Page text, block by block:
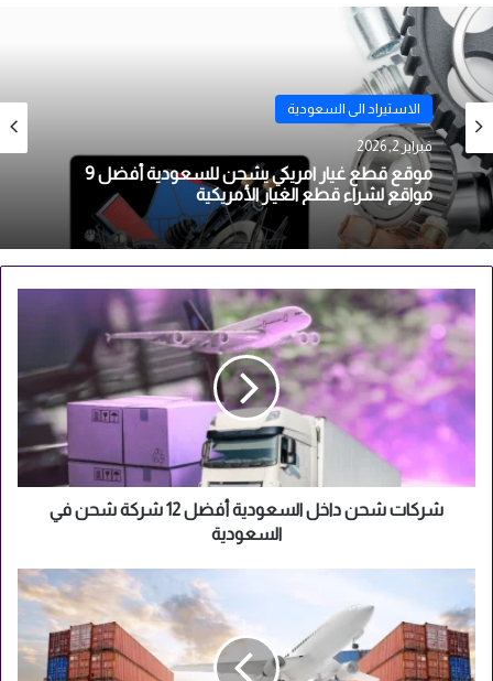
الاستيراد الى السعودية
أكتوبر 16, 2025
شروط الاستيراد في السعودية والمتطلبات وتكلفة
الاستيراد
شركات
شحن
داخل
السعودية
أفضل
12
شركة
في
السعودية
شركات شحن داخل السعودية أفضل 12 شركة شحن في
السعودية
شركة
دولي
في
السعودية